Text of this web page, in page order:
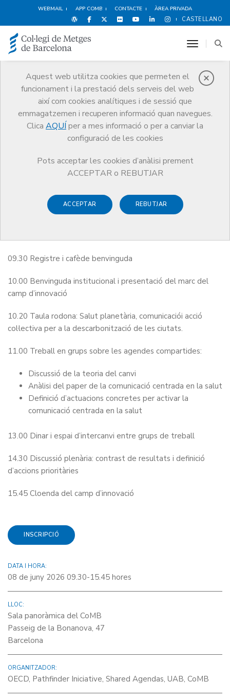
WEBMAIL APP COMB CONTACTE ÀREA PRIVADA
CASTELLANO
Aquest web utilitza cookies que permeten el
funcionament i la prestació dels serveis del web
així com cookies analítiques i de sessió que
emmagatzemen i recuperen informació quan navegues.
Clica AQUÍ per a mes informació o per a canviar la
configuració de les cookies
Pots acceptar les cookies d’anàlisi prement
ACCEPTAR o REBUTJAR
ACCEPTAR REBUTJAR
toggle
Agenda
Agenda
La salut com a palanca per avançar cap a la descarbonització
avançar cap a la
descarbonització
09.30 Registre i cafède benvinguda
10.00 Benvinguda institucional i presentació del marc del
camp d’innovació
10.20 Taula rodona: Salut planetària, comunicaciói acció
col·lectiva per a la descarbonització de les ciutats.
11.00 Treball en grups sobre les agendes compartides:
Discussió de la teoria del canvi
Anàlisi del paper de la comunicació centrada en la salut
Definició d’actuacions concretes per activar la
comunicació centrada en la salut
13.00 Dinar i espai d’intercanvi entre grups de treball
14.30 Discussió plenària: contrast de resultats i definició
d’accions prioritàries
15.45 Cloenda del camp d’innovació
INSCRIPCIÓ
DATA I HORA:
08 de juny 2026 09.30-15.45 hores
LLOC:
Sala panoràmica del CoMB
Passeig de la Bonanova, 47
Barcelona
ORGANITZADOR:
OECD, Pathfinder Iniciative, Shared Agendas, UAB, CoMB